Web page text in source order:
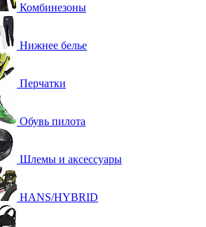
Комбинезоны
Нижнее белье
Перчатки
Обувь пилота
Шлемы и аксессуары
HANS/HYBRID